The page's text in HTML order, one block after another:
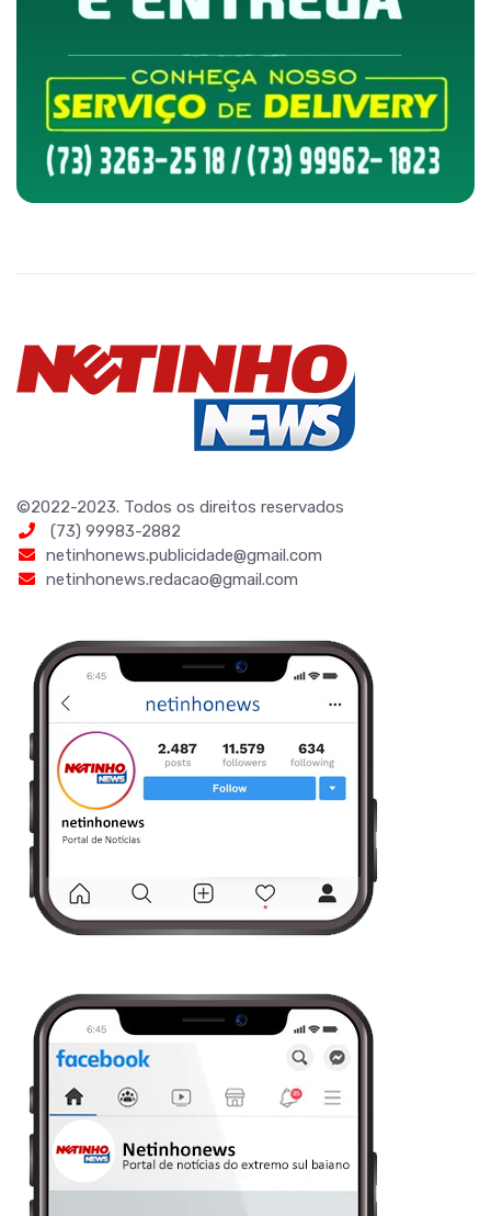
©2022-2023. Todos os direitos reservados
(73) 99983-2882
netinhonews.publicidade@gmail.com
netinhonews.redacao@gmail.com